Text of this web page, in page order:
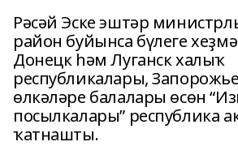
Рәсәй Эске эштәр
район буйынса бүлеге
Донецк һәм Луганск халыҡ
республикалары,
өлкәләре балалары өсөн
посылкалары” республика
ҡатнашты.